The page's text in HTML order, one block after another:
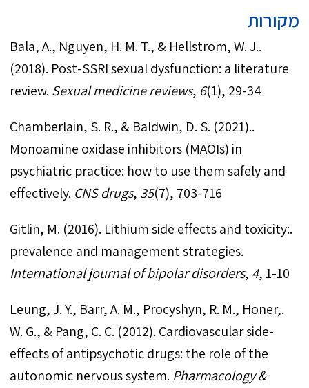
מקורות
.Bala, A., Nguyen, H. M. T., & Hellstrom, W. J.
(2018). Post-SSRI sexual dysfunction: a literature
review. Sexual medicine reviews, 6(1), 29-34
.Chamberlain, S. R., & Baldwin, D. S. (2021).
Monoamine oxidase inhibitors (MAOIs) in
psychiatric practice: how to use them safely and
effectively. CNS drugs, 35(7), 703-716
.Gitlin, M. (2016). Lithium side effects and toxicity:
prevalence and management strategies.
International journal of bipolar disorders, 4, 1-10‏
.Leung, J. Y., Barr, A. M., Procyshyn, R. M., Honer,
W. G., & Pang, C. C. (2012). Cardiovascular side-
effects of antipsychotic drugs: the role of the
autonomic nervous system. Pharmacology &